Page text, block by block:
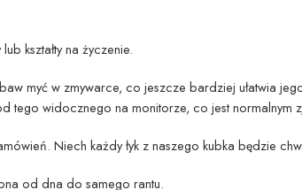
kształty na życzenie.
myć w zmywarce, co jeszcze bardziej ułatwia
tego widocznego na monitorze, co jest normalnym
Niech każdy łyk z naszego kubka będzie
od dna do samego rantu.